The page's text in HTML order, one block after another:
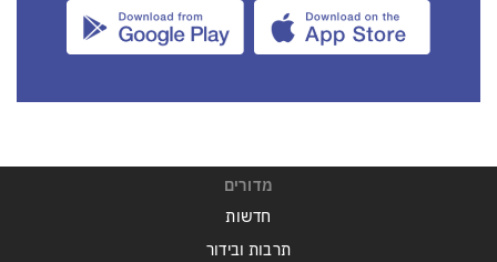
מדורים
חדשות
תרבות ובידור